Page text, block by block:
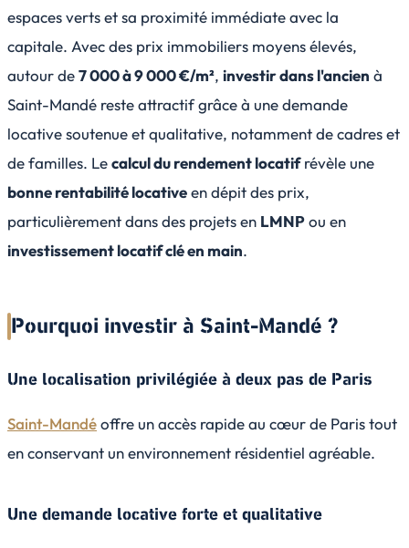
espaces verts et sa proximité immédiate avec la
capitale. Avec des prix immobiliers moyens élevés,
autour de7 000 à 9 000 €/m², investir dans l'ancien à
Saint-Mandé reste attractif grâce à une demande
locative soutenue et qualitative, notamment de cadres et
de familles. Lecalcul du rendement locatifrévèle une
bonne rentabilité locativeen dépit des prix,
particulièrement dans des projets en LMNPou en
investissement locatif clé en main.
Pourquoi investir à Saint-Mandé ?
Une localisation privilégiée à deux pas de Paris
Saint-Mandéoffre un accès rapide au cœur de Paris tout
en conservant un environnement résidentiel agréable.
Une demande locative forte et qualitative